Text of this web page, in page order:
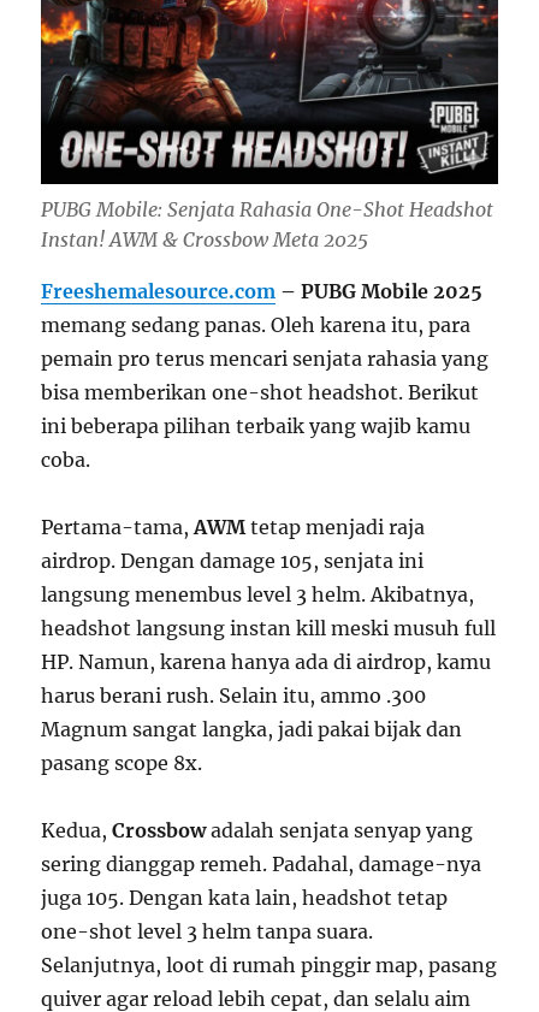
PUBG Mobile: Senjata Rahasia One-Shot Headshot
Instan! AWM & Crossbow Meta 2025
Freeshemalesource.com – PUBG Mobile 2025
memang sedang panas. Oleh karena itu, para
pemain pro terus mencari senjata rahasia yang
bisa memberikan one-shot headshot. Berikut
ini beberapa pilihan terbaik yang wajib kamu
coba.
Pertama-tama,AWM tetap menjadi raja
airdrop. Dengan damage 105, senjata ini
langsung menembus level 3 helm. Akibatnya,
headshot langsung instan kill meski musuh full
HP. Namun, karena hanya ada di airdrop, kamu
harus berani rush. Selain itu, ammo .300
Magnum sangat langka, jadi pakai bijak dan
pasang scope 8x.
Kedua, Crossbowadalah senjata senyap yang
sering dianggap remeh. Padahal, damage-nya
juga 105. Dengan kata lain, headshot tetap
one-shot level 3 helm tanpa suara.
Selanjutnya, loot di rumah pinggir map, pasang
quiver agar reload lebih cepat, dan selalu aim